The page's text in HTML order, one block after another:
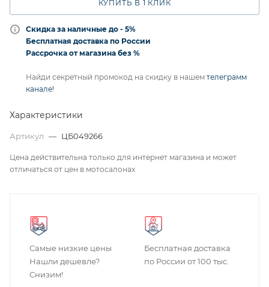
КУПИТЬ В 1 КЛИК
Скидка за наличные до - 5%
Бесплатная доставка по России
Рассрочка от магазина без %
Найди секретный промокод на скидку в нашем телеграмм
канале!
Характеристики
Артикул — ЦБ049266
Цена действительна только для интернет магазина и может
отличаться от цен в мотосалонах
Самые низкие цены
Нашли дешевле?
Снизим!
Бесплатная доставка
по России от 100 тыс.